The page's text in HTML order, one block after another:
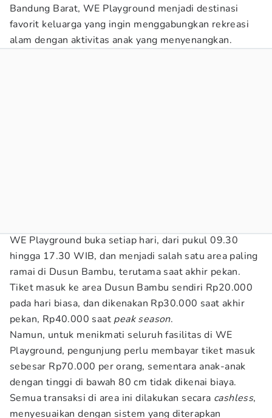
Bandung Barat, WE Playground menjadi destinasi
favorit keluarga yang ingin menggabungkan rekreasi
alam dengan aktivitas anak yang menyenangkan.
WE Playground buka setiap hari, dari pukul 09.30
hingga 17.30 WIB, dan menjadi salah satu area paling
ramai di Dusun Bambu, terutama saat akhir pekan.
Tiket masuk ke area Dusun Bambu sendiri Rp20.000
pada hari biasa, dan dikenakan Rp30.000 saat akhir
pekan, Rp40.000 saat peak season.
Namun, untuk menikmati seluruh fasilitas di WE
Playground, pengunjung perlu membayar tiket masuk
sebesar Rp70.000 per orang, sementara anak-anak
dengan tinggi di bawah 80 cm tidak dikenai biaya.
Semua transaksi di area ini dilakukan secara cashless,
menyesuaikan dengan sistem yang diterapkan